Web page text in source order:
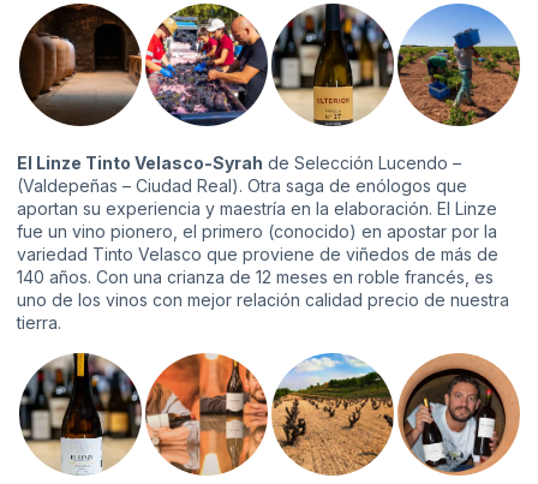
El Linze Tinto Velasco-Syrah de Selección Lucendo –
(Valdepeñas – Ciudad Real). Otra saga de enólogos que
aportan su experiencia y maestría en la elaboración. El Linze
fue un vino pionero, el primero (conocido) en apostar por la
variedad Tinto Velasco que proviene de viñedos de más de
140 años. Con una crianza de 12 meses en roble francés, es
uno de los vinos con mejor relación calidad precio de nuestra
tierra.